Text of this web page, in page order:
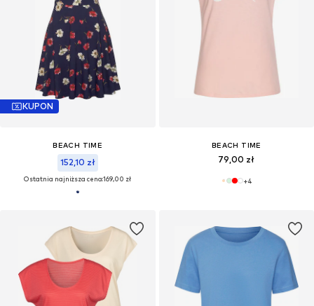
KUPON
BEACH TIME
152,10 zł
Ostatnia najniższa cena:169,00 zł
BEACH TIME
79,00 zł
+4